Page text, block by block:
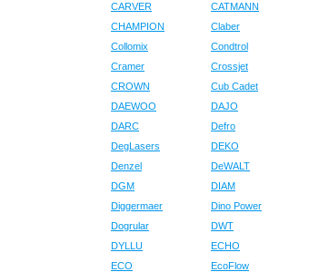
CARVER
CATMANN
CHAMPION
Claber
Collomix
Condtrol
Cramer
Crossjet
CROWN
Cub Cadet
DAEWOO
DAJO
DARC
Defro
DegLasers
DEKO
Denzel
DeWALT
DGM
DIAM
Diggermaer
Dino Power
Dogrular
DWT
DYLLU
ECHO
ECO
EcoFlow